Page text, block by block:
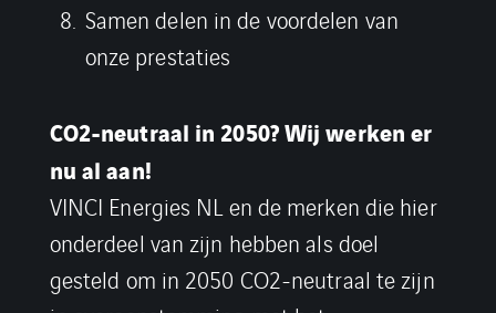
Samen delen in de voordelen van
onze prestaties
CO2-neutraal in 2050? Wij werken er
nu al aan!
VINCI Energies NL en de merken die hier
onderdeel van zijn hebben als doel
gesteld om in 2050 CO2-neutraal te zijn